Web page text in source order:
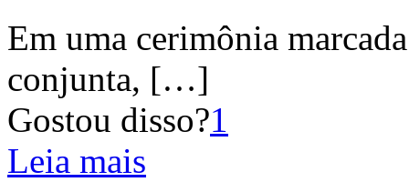
Em uma cerimônia
conjunta, […]
Gostou disso?1
Leia mais